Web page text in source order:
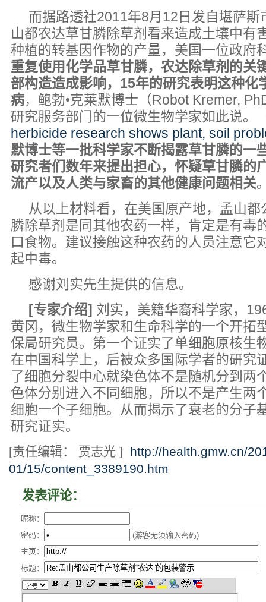
而据路透社2011年8月12日发自堪萨斯
山都农达草甘膦除草剂看来造成土壤中有
种植的转基因作物的产量，美国一位政府
重复使用化学品草甘膦，农达除草剂的关
部构造造成影响，15年的研究表明这种化
病，鲍勃•克莱默博士（Robot Kremer,
研究服务部门的一位微生物学家如此说。
herbicide research shows plant, soil
默博士等一批科学家不断揭露草甘膦的一
研究者们数年来提出担心，怀疑草甘膦的
流产以及人类与家畜的其他健康问题相关
从以上材料看，在美国原产地，孟山都
膦除草剂是同其他农药一样，肯定是有毒
口食物。建议接触这种农药的人员注意它
起中毒。
感谢刘实先生提供的信息。
[专家介绍] 刘实，美籍华裔科学家，
黄冈，微生物学家和生命科学的一个开拓
保局研究员。第一个证实了单细胞原核生
在中国科学上，后被众多国际学者的研究
了细胞分裂中心就染色体不是随机分到两
色体分别进入不同细胞，所以不是产生两
细胞一个子细胞。从而揭示了衰老的分子
研究证实。
[责任编辑： 贾志光 ] http://health.gmw.cn/
01/15/content_3389190.htm
发表评论：
昵称：
密码：
(游客无须输入密码)
主页：
标题：